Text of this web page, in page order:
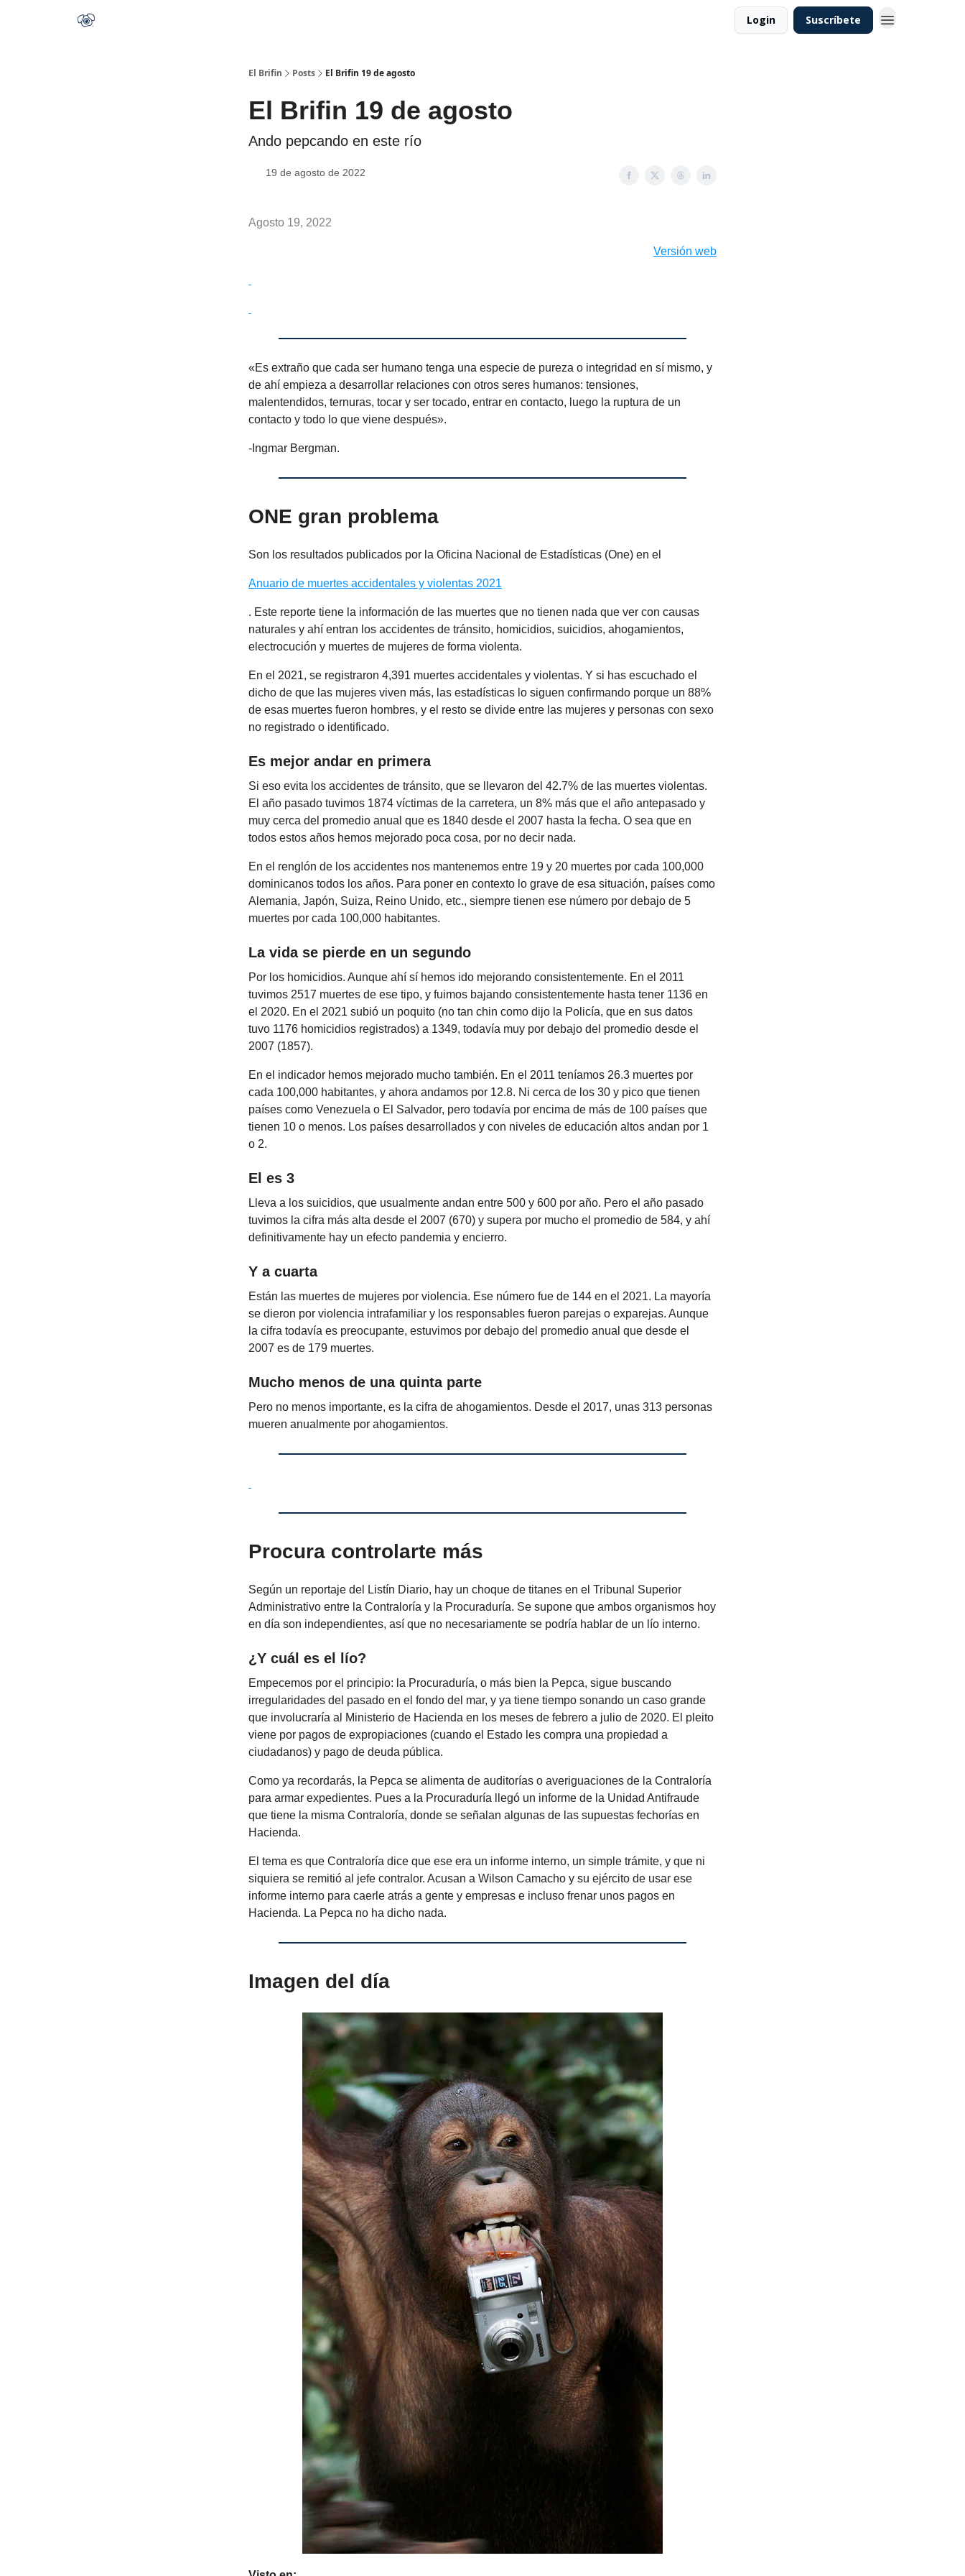
Login Suscríbete
El Brifin Posts El Brifin 19 de agosto
El Brifin 19 de agosto
Ando pepcando en este río
19 de agosto de 2022
Agosto 19, 2022
Versión web
«Es extraño que cada ser humano tenga una especie de pureza o integridad en sí mismo, y
de ahí empieza a desarrollar relaciones con otros seres humanos: tensiones,
malentendidos, ternuras, tocar y ser tocado, entrar en contacto, luego la ruptura de un
contacto y todo lo que viene después».
-Ingmar Bergman.
ONE gran problema
Son los resultados publicados por la Oficina Nacional de Estadísticas (One) en el
Anuario de muertes accidentales y violentas 2021
. Este reporte tiene la información de las muertes que no tienen nada que ver con causas
naturales y ahí entran los accidentes de tránsito, homicidios, suicidios, ahogamientos,
electrocución y muertes de mujeres de forma violenta.
En el 2021, se registraron 4,391 muertes accidentales y violentas. Y si has escuchado el
dicho de que las mujeres viven más, las estadísticas lo siguen confirmando porque un 88%
de esas muertes fueron hombres, y el resto se divide entre las mujeres y personas con sexo
no registrado o identificado.
Es mejor andar en primera
Si eso evita los accidentes de tránsito, que se llevaron del 42.7% de las muertes violentas.
El año pasado tuvimos 1874 víctimas de la carretera, un 8% más que el año antepasado y
muy cerca del promedio anual que es 1840 desde el 2007 hasta la fecha. O sea que en
todos estos años hemos mejorado poca cosa, por no decir nada.
En el renglón de los accidentes nos mantenemos entre 19 y 20 muertes por cada 100,000
dominicanos todos los años. Para poner en contexto lo grave de esa situación, países como
Alemania, Japón, Suiza, Reino Unido, etc., siempre tienen ese número por debajo de 5
muertes por cada 100,000 habitantes.
La vida se pierde en un segundo
Por los homicidios. Aunque ahí sí hemos ido mejorando consistentemente. En el 2011
tuvimos 2517 muertes de ese tipo, y fuimos bajando consistentemente hasta tener 1136 en
el 2020. En el 2021 subió un poquito (no tan chin como dijo la Policía, que en sus datos
tuvo 1176 homicidios registrados) a 1349, todavía muy por debajo del promedio desde el
2007 (1857).
En el indicador hemos mejorado mucho también. En el 2011 teníamos 26.3 muertes por
cada 100,000 habitantes, y ahora andamos por 12.8. Ni cerca de los 30 y pico que tienen
países como Venezuela o El Salvador, pero todavía por encima de más de 100 países que
tienen 10 o menos. Los países desarrollados y con niveles de educación altos andan por 1
o 2.
El es 3
Lleva a los suicidios, que usualmente andan entre 500 y 600 por año. Pero el año pasado
tuvimos la cifra más alta desde el 2007 (670) y supera por mucho el promedio de 584, y ahí
definitivamente hay un efecto pandemia y encierro.
Y a cuarta
Están las muertes de mujeres por violencia. Ese número fue de 144 en el 2021. La mayoría
se dieron por violencia intrafamiliar y los responsables fueron parejas o exparejas. Aunque
la cifra todavía es preocupante, estuvimos por debajo del promedio anual que desde el
2007 es de 179 muertes.
Mucho menos de una quinta parte
Pero no menos importante, es la cifra de ahogamientos. Desde el 2017, unas 313 personas
mueren anualmente por ahogamientos.
Procura controlarte más
Según un reportaje del Listín Diario, hay un choque de titanes en el Tribunal Superior
Administrativo entre la Contraloría y la Procuraduría. Se supone que ambos organismos hoy
en día son independientes, así que no necesariamente se podría hablar de un lío interno.
¿Y cuál es el lío?
Empecemos por el principio: la Procuraduría, o más bien la Pepca, sigue buscando
irregularidades del pasado en el fondo del mar, y ya tiene tiempo sonando un caso grande
que involucraría al Ministerio de Hacienda en los meses de febrero a julio de 2020. El pleito
viene por pagos de expropiaciones (cuando el Estado les compra una propiedad a
ciudadanos) y pago de deuda pública.
Como ya recordarás, la Pepca se alimenta de auditorías o averiguaciones de la Contraloría
para armar expedientes. Pues a la Procuraduría llegó un informe de la Unidad Antifraude
que tiene la misma Contraloría, donde se señalan algunas de las supuestas fechorías en
Hacienda.
El tema es que Contraloría dice que ese era un informe interno, un simple trámite, y que ni
siquiera se remitió al jefe contralor. Acusan a Wilson Camacho y su ejército de usar ese
informe interno para caerle atrás a gente y empresas e incluso frenar unos pagos en
Hacienda. La Pepca no ha dicho nada.
Imagen del día